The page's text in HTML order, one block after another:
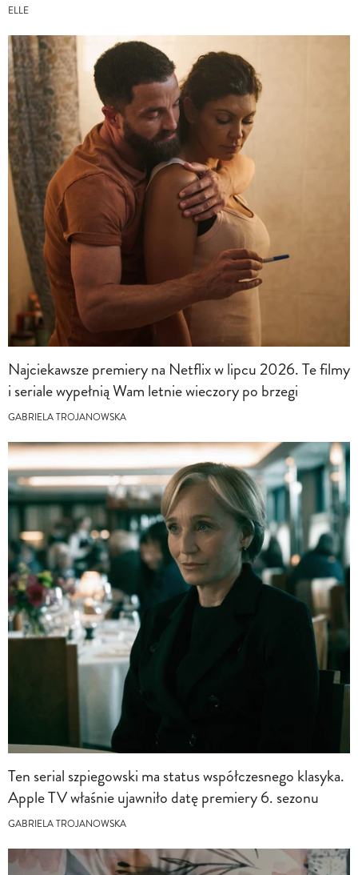
ELLE
Najciekawsze premiery na Netflix w lipcu 2026. Te filmy
i seriale wypełnią Wam letnie wieczory po brzegi
GABRIELA TROJANOWSKA
Ten serial szpiegowski ma status współczesnego klasyka.
Apple TV właśnie ujawniło datę premiery 6. sezonu
GABRIELA TROJANOWSKA